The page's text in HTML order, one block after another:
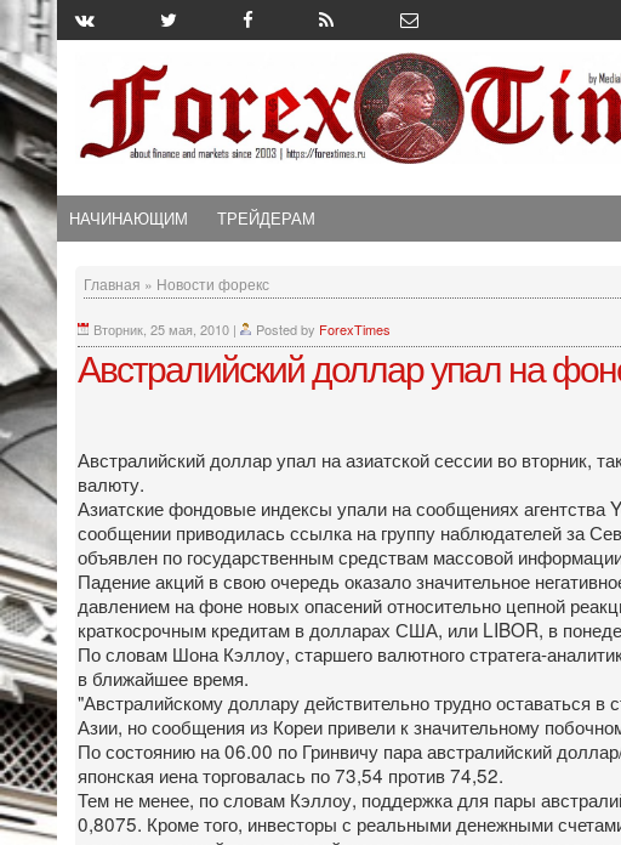
НАЧИНАЮЩИМ ТРЕЙДЕРАМ
Главная » Новости форекс
Вторник, 25 мая, 2010 | Posted by ForexTimes
Австралийский доллар упал на
Австралийский доллар упал на азиатской сессии во вторник,
валюту.
Азиатские фондовые индексы упали на сообщениях агентства
сообщении приводилась ссылка на группу наблюдателей за
объявлен по государственным средствам массовой
Падение акций в свою очередь оказало значительное
давлением на фоне новых опасений относительно цепной
краткосрочным кредитам в долларах США, или LIBOR, в
По словам Шона Кэллоу, старшего валютного стратега-
в ближайшее время.
"Австралийскому доллару действительно трудно оставаться
Азии, но сообщения из Кореи привели к значительному
По состоянию на 06.00 по Гринвичу пара австралийский
японская иена торговалась по 73,54 против 74,52.
Тем не менее, по словам Кэллоу, поддержка для пары
0,8075. Кроме того, инвесторы с реальными денежными